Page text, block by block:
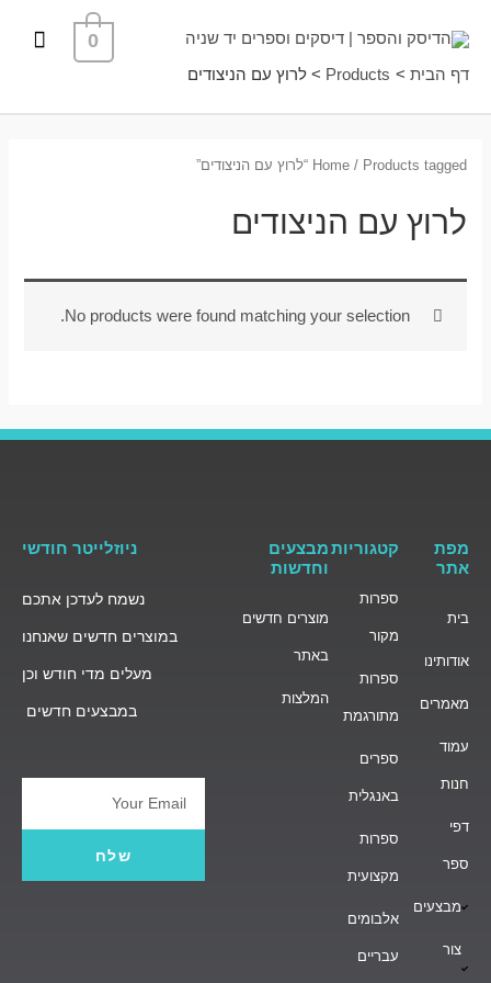
0
דף הבית Products לרוץ עם הניצודים
Home/ Products tagged “לרוץ עם הניצודים”
לרוץ עם הניצודים
No products were found matching your selection.
מפת
אתר
בית
אודותינו
מאמרים
עמוד
חנות
דפי
ספר
מבצעים
צור
קטגוריות
ספרות
מקור
ספרות
מתורגמת
ספרים
באנגלית
ספרות
מקצועית
אלבומים
עבריים
מבצעים
וחדשות
מוצרים חדשים
באתר
המלצות
ניוזלייטר חודשי
נשמח לעדכן אתכם
במוצרים חדשים שאנחנו
מעלים מדי חודש וכן
במבצעים חדשים
Email
שלח